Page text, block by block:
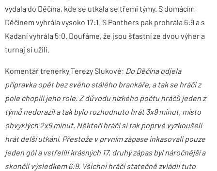
vydala do Děčína, kde se utkala se třemi týmy. S domácím
Děčínem vyhrála vysoko 17:1. S Panthers pak prohrála 6:9 a s
Kadaní vyhrála 5:0. Doufáme, že jsou šťastní ze dvou výher a
turnaj si užili.
Komentář trenérky Terezy Slukové: Do Děčína odjela
přípravka opět bez svého stálého brankáře, a tak se hráči z
pole chopili jeho role. Z důvodu nízkého počtu hráčů jeden z
týmů nedorazil a tak bylo rozhodnuto hrát 3x9 minut, místo
obvyklých 2x9 minut. Někteří hráči si tak poprvé vyzkoušeli
hrát delší utkání. Přestože v prvním zápase inkasovali pouze
jeden gól a vstřelili krásných 17, druhý zápas byl náročnější a
skončil výsledkem 6:9. Všichni hráči statečně zvládli tuto